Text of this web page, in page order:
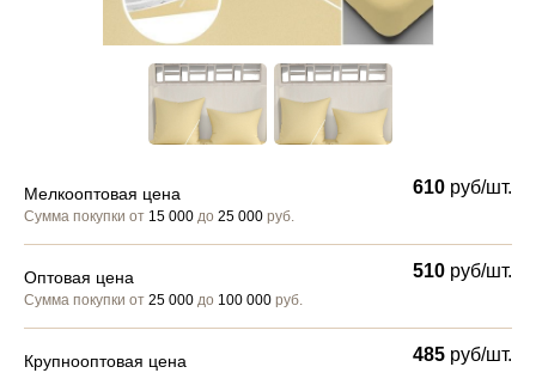
Мелкооптовая цена
Сумма покупки от 15 000 до 25 000 руб.
610 руб/шт.
Оптовая цена
Сумма покупки от 25 000 до 100 000 руб.
510 руб/шт.
Крупнооптовая цена 485 руб/шт.